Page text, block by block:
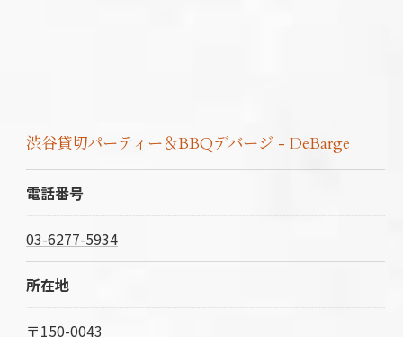
渋谷貸切パーティー＆BBQデバージ - DeBarge
電話番号
03-6277-5934
所在地
〒150-0043